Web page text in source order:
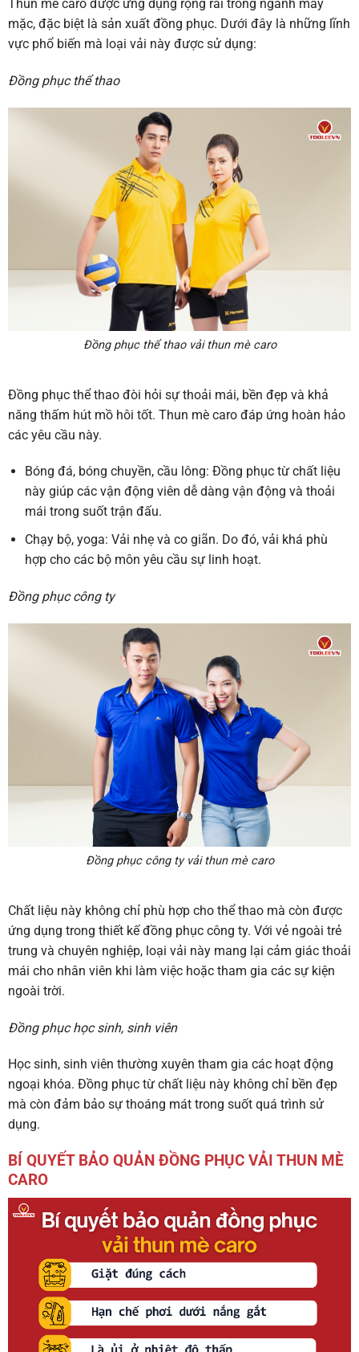
Thun mè caro được ứng dụng rộng rãi trong ngành may
mặc, đặc biệt là sản xuất đồng phục. Dưới đây là những lĩnh
vực phổ biến mà loại vải này được sử dụng:
Đồng phục thể thao
Đồng phục thể thao vải thun mè caro
Đồng phục thể thao đòi hỏi sự thoải mái, bền đẹp và khả
năng thấm hút mồ hôi tốt. Thun mè caro đáp ứng hoàn hảo
các yêu cầu này.
Bóng đá, bóng chuyền, cầu lông: Đồng phục từ chất liệu
này giúp các vận động viên dễ dàng vận động và thoải
mái trong suốt trận đấu.
Chạy bộ, yoga: Vải nhẹ và co giãn. Do đó, vải khá phù
hợp cho các bộ môn yêu cầu sự linh hoạt.
Đồng phục công ty
Đồng phục công ty vải thun mè caro
Chất liệu này không chỉ phù hợp cho thể thao mà còn được
ứng dụng trong thiết kế đồng phục công ty. Với vẻ ngoài trẻ
trung và chuyên nghiệp, loại vải này mang lại cảm giác thoải
mái cho nhân viên khi làm việc hoặc tham gia các sự kiện
ngoài trời.
Đồng phục học sinh, sinh viên
Học sinh, sinh viên thường xuyên tham gia các hoạt động
ngoại khóa. Đồng phục từ chất liệu này không chỉ bền đẹp
mà còn đảm bảo sự thoáng mát trong suốt quá trình sử
dụng.
BÍ QUYẾT BẢO QUẢN ĐỒNG PHỤC VẢI THUN MÈ
CARO